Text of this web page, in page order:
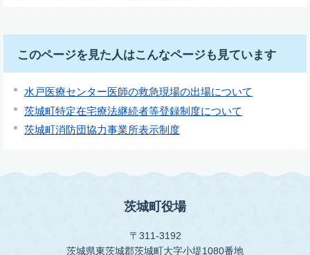
このページを見た人はこんなページも見ています
水戸医療センター医師の救急現場の出場について
茨城町特定在宅療法継続者等登録制度について
茨城町消防団協力事業所表示制度
茨城町役場
〒311-3192
茨城県東茨城郡茨城町大字小堤1080番地